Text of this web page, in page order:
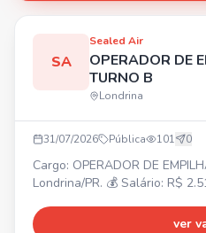
SA
Sealed Air
OPERADOR DE
TURNO B
Londrina
31/07/2026 Pública 101 0
Cargo: OPERADOR DE
Londrina/PR. 💰 Salário: R$
ver